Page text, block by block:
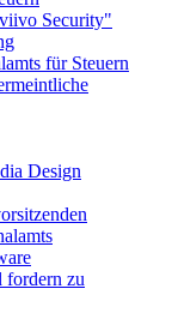
Security"
für Steuern
Design
fordern zu